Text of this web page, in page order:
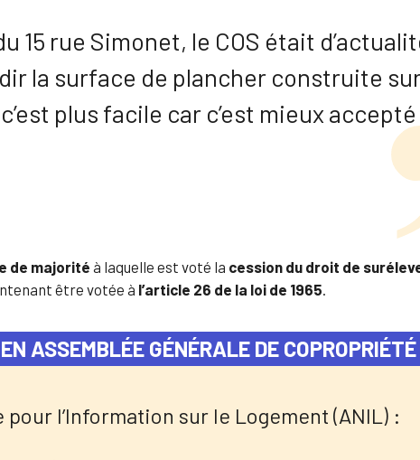
15 rue Simonet, le COS était
la surface de plancher construite
plus facile car c’est mieux
de majoritéà laquelle est voté la cession du droit de
être votée à l’article 26 de la loi de 1965.
ASSEMBLÉE GÉNÉRALE DE COPROPRIÉTÉ
pour l’Information sur le Logement (ANIL) :